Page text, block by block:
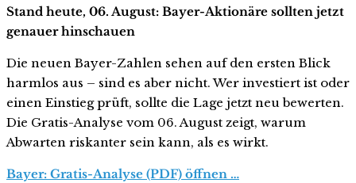
Stand heute, 06. August: Bayer-Aktionäre sollten jetzt
genauer hinschauen
Die neuen Bayer-Zahlen sehen auf den ersten Blick
harmlos aus – sind es aber nicht. Wer investiert ist oder
einen Einstieg prüft, sollte die Lage jetzt neu bewerten.
Die Gratis-Analyse vom 06. August zeigt, warum
Abwarten riskanter sein kann, als es wirkt.
Bayer: Gratis-Analyse (PDF) öffnen …